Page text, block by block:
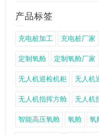
产品标签
充电桩加工 充电桩厂家
定制氧舱 定制氧舱厂家
无人机巡检机柜 无人机
无人机指挥方舱 无人机
智能高压氧舱 氧舱 氧